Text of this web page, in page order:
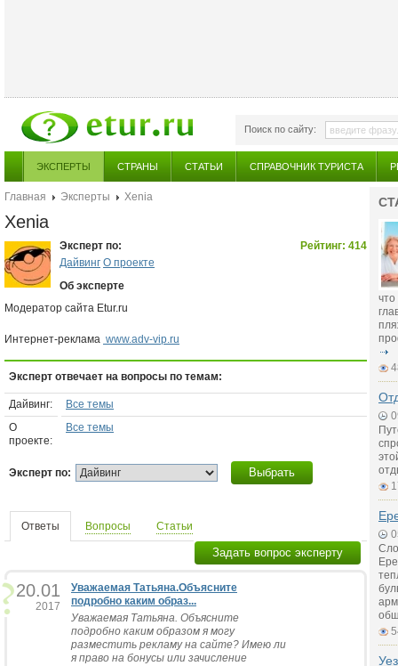
Поиск по сайту:
ЭКСПЕРТЫ СТРАНЫ СТАТЬИ СПРАВОЧНИК ТУРИСТА
Главная Эксперты Xenia
Xenia
Рейтинг: 414
Эксперт по:
Дайвинг О проекте
Об эксперте
Модератор сайта Etur.ru
Интернет-реклама www.adv-vip.ru
Эксперт отвечает на вопросы по темам:
Дайвинг:
Все темы
О
проекте:
Все темы
Эксперт по: Выбрать
Ответы Вопросы Статьи
Задать вопрос эксперту
20.01
2017
Уважаемая Татьяна.Объясните
подробно каким образ...
Уважаемая Татьяна. Объясните
подробно каким образом я могу
разместить рекламу на сайте? Имею ли
я право на бонусы или зачисление